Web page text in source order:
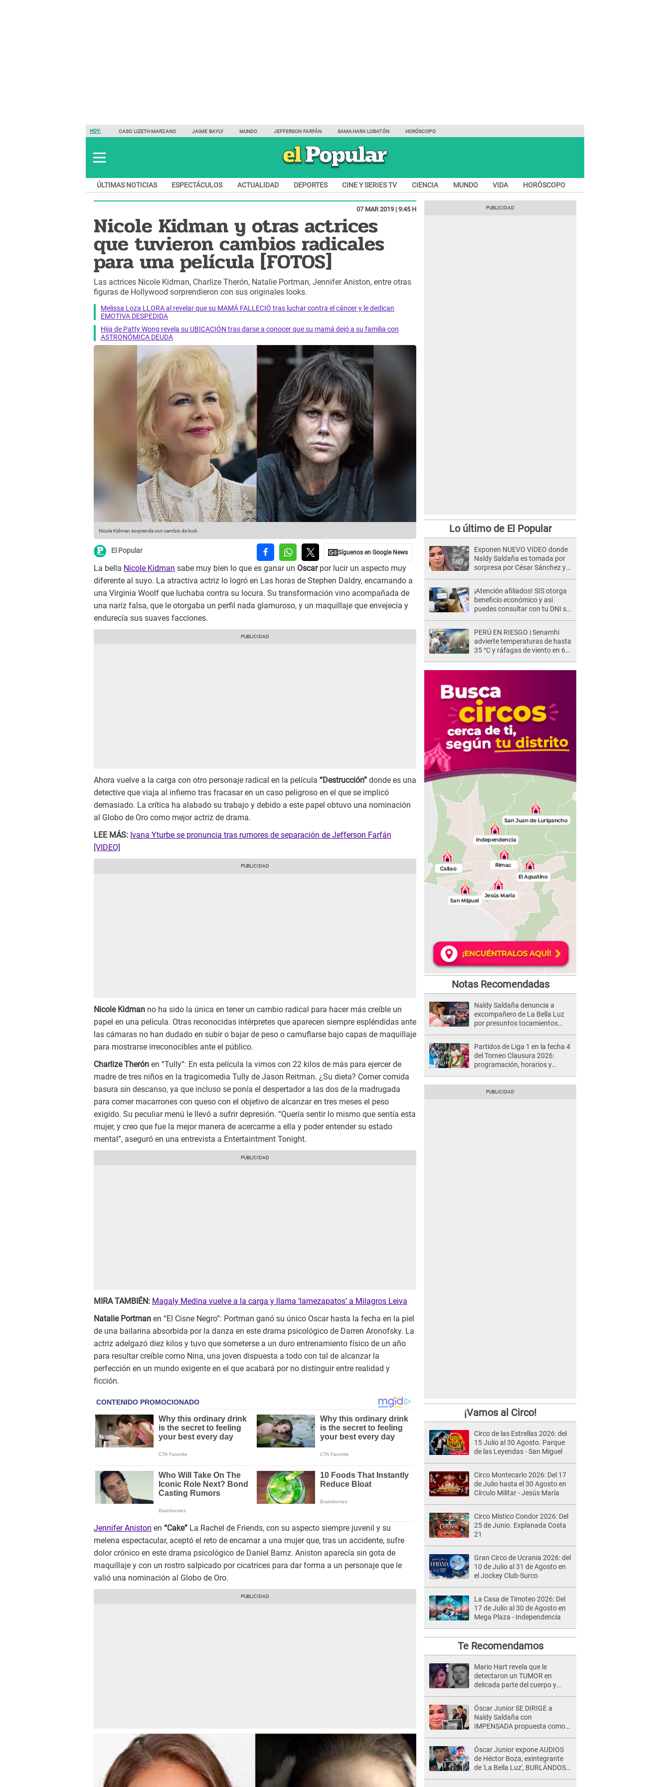
HOY: CASO LIZETH MARZANO JAIME BAYLY MUNDO JEFFERSON FARFÁN SAMAHARA LOBATÓN HORÓSCOPO
ÚLTIMAS NOTICIAS ESPECTÁCULOS ACTUALIDAD DEPORTES CINE Y SERIES TV CIENCIA MUNDO VIDA HORÓSCOPO
07 MAR 2019 | 9:45 H
Nicole Kidman y otras actrices
que tuvieron cambios radicales
para una película [FOTOS]
Las actrices Nicole Kidman, Charlize Therón, Natalie Portman, Jennifer Aniston, entre otras
figuras de Hollywood sorprendieron con sus originales looks.
Melissa Loza LLORA al revelar que su MAMÁ FALLECIÓ tras luchar contra el cáncer y le dedican
EMOTIVA DESPEDIDA
Hija de Patty Wong revela su UBICACIÓN tras darse a conocer que su mamá dejó a su familia con
ASTRONÓMICA DEUDA
Nicole Kidman sorprende con cambio de look
El Popular
La bella Nicole Kidman sabe muy bien lo que es ganar un Oscarpor lucir un aspecto muy
diferente al suyo. La atractiva actriz lo logró en Las horas de Stephen Daldry, encarnando a
una Virginia Woolf que luchaba contra su locura. Su transformación vino acompañada de
una nariz falsa, que le otorgaba un perfil nada glamuroso, y un maquillaje que envejecía y
endurecía sus suaves facciones.
Ahora vuelve a la carga con otro personaje radical en la película “Destrucción” donde es una
detective que viaja al infierno tras fracasar en un caso peligroso en el que se implicó
demasiado. La crítica ha alabado su trabajo y debido a este papel obtuvo una nominación
al Globo de Oro como mejor actriz de drama.
LEE MÁS: Ivana Yturbe se pronuncia tras rumores de separación de Jefferson Farfán
[VIDEO]
Nicole Kidman no ha sido la única en tener un cambio radical para hacer más creíble un
papel en una película. Otras reconocidas intérpretes que aparecen siempre espléndidas ante
las cámaras no han dudado en subir o bajar de peso o camuflarse bajo capas de maquillaje
para mostrarse irreconocibles ante el público.
Charlize Therón en “Tully”: En esta película la vimos con 22 kilos de más para ejercer de
madre de tres niños en la tragicomedia Tully de Jason Reitman. ¿Su dieta? Comer comida
basura sin descanso, ya que incluso se ponía el despertador a las dos de la madrugada
para comer macarrones con queso con el objetivo de alcanzar en tres meses el peso
exigido. Su peculiar menú le llevó a sufrir depresión. “Quería sentir lo mismo que sentía esta
mujer, y creo que fue la mejor manera de acercarme a ella y poder entender su estado
mental”, aseguró en una entrevista a Entertaintment Tonight.
MIRA TAMBIÉN: Magaly Medina vuelve a la carga y llama ‘lamezapatos’ a Milagros Leiva
Natalie Portman en “El Cisne Negro”: Portman ganó su único Oscar hasta la fecha en la piel
de una bailarina absorbida por la danza en este drama psicológico de Darren Aronofsky. La
actriz adelgazó diez kilos y tuvo que someterse a un duro entrenamiento físico de un año
para resultar creíble como Nina, una joven dispuesta a todo con tal de alcanzar la
perfección en un mundo exigente en el que acabará por no distinguir entre realidad y
ficción.
Jennifer Aniston en “Cake” La Rachel de Friends, con su aspecto siempre juvenil y su
melena espectacular, aceptó el reto de encarnar a una mujer que, tras un accidente, sufre
dolor crónico en este drama psicológico de Daniel Barnz. Aniston aparecía sin gota de
maquillaje y con un rostro salpicado por cicatrices para dar forma a un personaje que le
valió una nominación al Globo de Oro.
Lo último de El Popular
Exponen NUEVO VIDEO donde
Naldy Saldaña es tomada por
sorpresa por César Sánchez y
¡Atención afiliados! SIS otorga
beneficio económico y así
puedes consultar con tu DNI si
PERÚ EN RIESGO | Senamhi
advierte temperaturas de hasta
35 °C y ráfagas de viento en 6
Notas Recomendadas
Naldy Saldaña denuncia a
excompañero de La Bella Luz
por presuntos tocamientos
Partidos de Liga 1 en la fecha 4
del Torneo Clausura 2026:
programación, horarios y
¡Vamos al Circo!
Circo de las Estrellas 2026: del
15 Julio al 30 Agosto. Parque
de las Leyendas - San Miguel
Circo Montecarlo 2026: Del 17
de Julio hasta el 30 Agosto en
Círculo Militar - Jesús María
Circo Místico Condor 2026: Del
25 de Junio. Explanada Costa
21
Gran Circo de Ucrania 2026: del
10 de Julio al 31 de Agosto en
el Jockey Club-Surco
La Casa de Timoteo 2026: Del
17 de Julio al 30 de Agosto en
Mega Plaza - Independencia
Te Recomendamos
Mario Hart revela que le
detectaron un TUMOR en
delicada parte del cuerpo y
muy fuertes..."
Óscar Junior SE DIRIGE a
Naldy Saldaña con
IMPENSADA propuesta como
denuncia: "Otro tipo de ley..."
Óscar Junior expone AUDIOS
de Héctor Boza, exintegrante
de 'La Bella Luz', BURLÁNDOSE